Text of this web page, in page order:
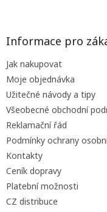
Informace pro
Jak nakupovat
Moje objednávka
Užitečné návody a tipy
Všeobecné obchodní
Reklamační řád
Podmínky ochrany
Kontakty
Ceník dopravy
Platební možnosti
CZ distribuce